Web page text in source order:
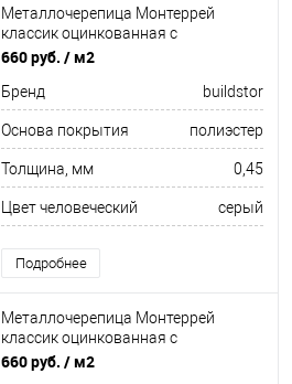
Металлочерепица Монтеррей
классик оцинкованная с
полимерным покрытием
660 руб. / м2
Бренд buildstor
Основа покрытия полиэстер
Толщина, мм 0,45
Цвет человеческий серый
Подробнее
Металлочерепица Монтеррей
классик оцинкованная с
полимерным покрытием
660 руб. / м2